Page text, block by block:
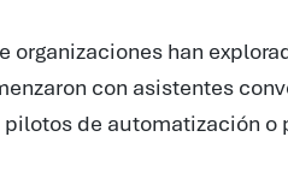
organizaciones han
con asistentes
de automatización